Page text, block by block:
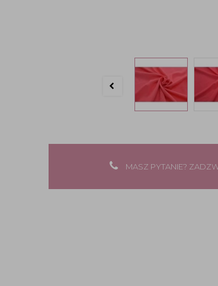
MASZ PYTANIE?